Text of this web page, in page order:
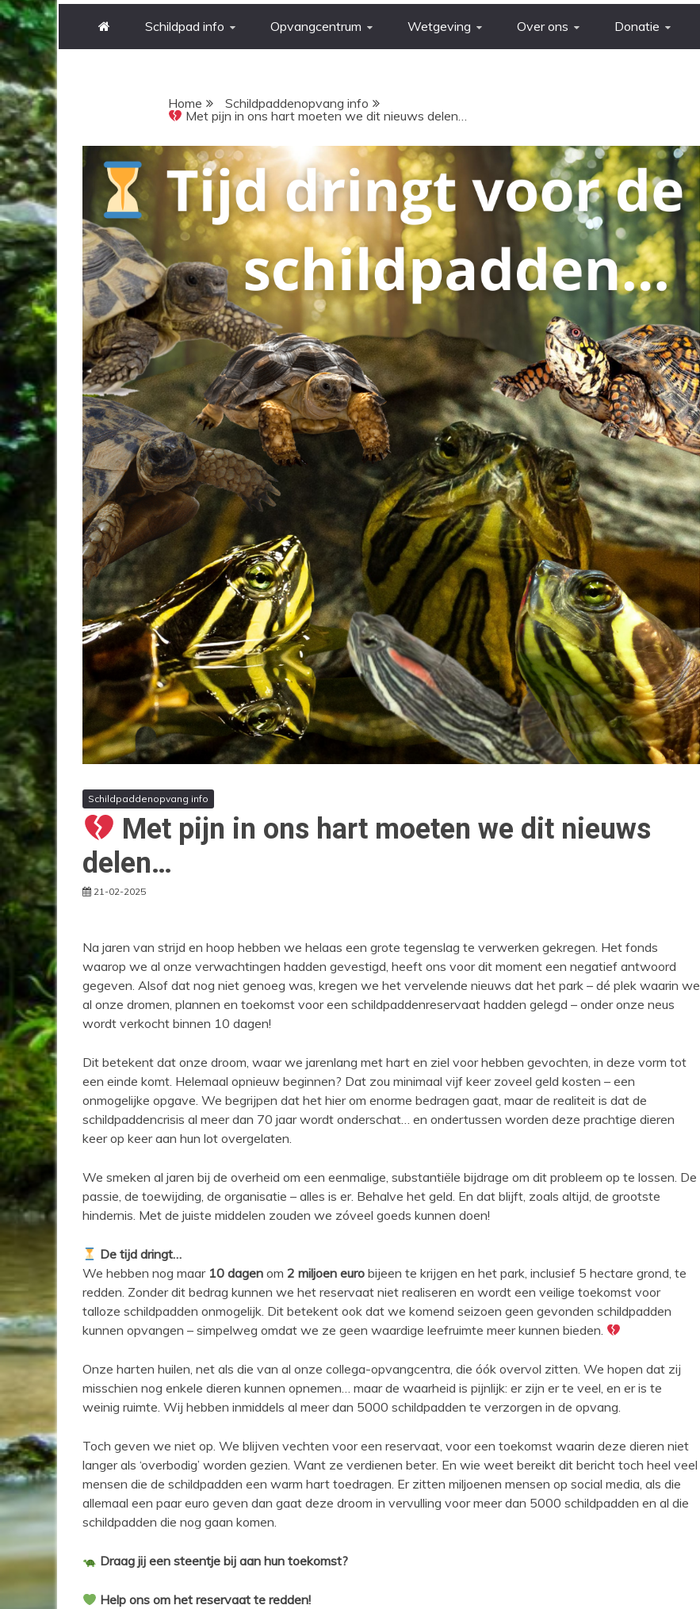
Schildpad info Opvangcentrum Wetgeving Over ons Donatie
Home
Schildpaddenopvang info
Met pijn in ons hart moeten we dit nieuws delen…
Schildpaddenopvang info
Met pijn in ons hart moeten we dit nieuws
delen…
21-02-2025
Na jaren van strijd en hoop hebben we helaas een grote tegenslag te verwerken gekregen. Het fonds
waarop we al onze verwachtingen hadden gevestigd, heeft ons voor dit moment een negatief antwoord
gegeven. Alsof dat nog niet genoeg was, kregen we het vervelende nieuws dat het park – dé plek waarin we
al onze dromen, plannen en toekomst voor een schildpaddenreservaat hadden gelegd – onder onze neus
wordt verkocht binnen 10 dagen!
Dit betekent dat onze droom, waar we jarenlang met hart en ziel voor hebben gevochten, in deze vorm tot
een einde komt. Helemaal opnieuw beginnen? Dat zou minimaal vijf keer zoveel geld kosten – een
onmogelijke opgave. We begrijpen dat het hier om enorme bedragen gaat, maar de realiteit is dat de
schildpaddencrisis al meer dan 70 jaar wordt onderschat… en ondertussen worden deze prachtige dieren
keer op keer aan hun lot overgelaten.
We smeken al jaren bij de overheid om een eenmalige, substantiële bijdrage om dit probleem op te lossen. De
passie, de toewijding, de organisatie – alles is er. Behalve het geld. En dat blijft, zoals altijd, de grootste
hindernis. Met de juiste middelen zouden we zóveel goeds kunnen doen!
De tijd dringt…
We hebben nog maar 10 dagen om 2 miljoen euro bijeen te krijgen en het park, inclusief 5 hectare grond, te
redden. Zonder dit bedrag kunnen we het reservaat niet realiseren en wordt een veilige toekomst voor
talloze schildpadden onmogelijk. Dit betekent ook dat we komend seizoen geen gevonden schildpadden
kunnen opvangen – simpelweg omdat we ze geen waardige leefruimte meer kunnen bieden.
Onze harten huilen, net als die van al onze collega-opvangcentra, die óók overvol zitten. We hopen dat zij
misschien nog enkele dieren kunnen opnemen… maar de waarheid is pijnlijk: er zijn er te veel, en er is te
weinig ruimte. Wij hebben inmiddels al meer dan 5000 schildpadden te verzorgen in de opvang.
Toch geven we niet op. We blijven vechten voor een reservaat, voor een toekomst waarin deze dieren niet
langer als ‘overbodig’ worden gezien. Want ze verdienen beter. En wie weet bereikt dit bericht toch heel veel
mensen die de schildpadden een warm hart toedragen. Er zitten miljoenen mensen op social media, als die
allemaal een paar euro geven dan gaat deze droom in vervulling voor meer dan 5000 schildpadden en al die
schildpadden die nog gaan komen.
Draag jij een steentje bij aan hun toekomst?
Help ons om het reservaat te redden!